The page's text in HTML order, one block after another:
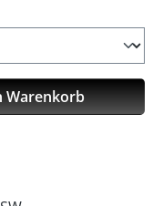
gewünschten
Warenkorb